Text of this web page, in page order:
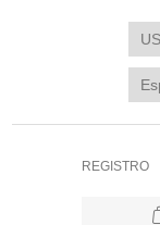
REGISTRO